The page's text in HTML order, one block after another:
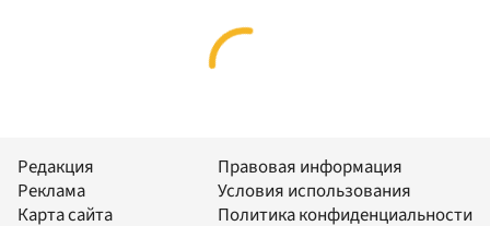
Редакция
Реклама
Карта сайта
Правовая информация
Условия использования
Политика конфиденциальности